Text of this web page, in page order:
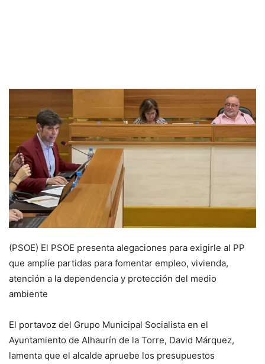
(PSOE) El PSOE presenta alegaciones para exigirle al PP
que amplíe partidas para fomentar empleo, vivienda,
atención a la dependencia y protección del medio
ambiente
El portavoz del Grupo Municipal Socialista en el
Ayuntamiento de Alhaurín de la Torre, David Márquez,
lamenta que el alcalde apruebe los presupuestos